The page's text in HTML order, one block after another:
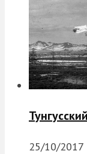
25/10/2017